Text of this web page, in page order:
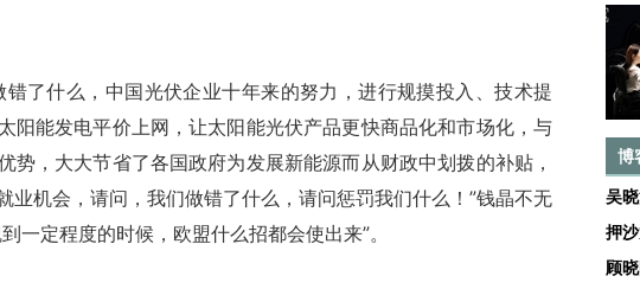
了什么，中国光伏企业十年来的努力，进行规摸投入、技术提
阳能发电平价上网，让太阳能光伏产品更快商品化和市场化，与
势，大大节省了各国政府为发展新能源而从财政中划拨的补贴，
业机会，请问，我们做错了什么，请问惩罚我们什么！”钱晶不无
一定程度的时候，欧盟什么招都会使出来”。
博
吴
押
顾